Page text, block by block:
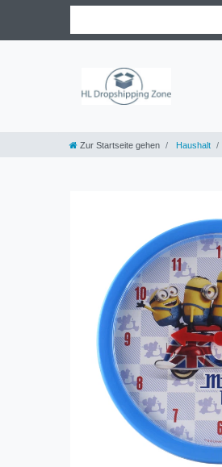
Zur Startseite gehen Haushalt